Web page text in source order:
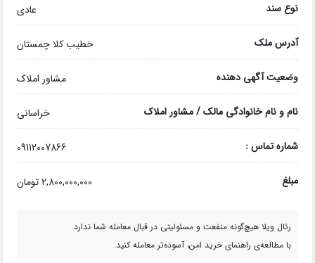
نوع سند عادی
آدرس ملک خطیب کلا چمستان
وضعیت آگهی دهنده مشاور املاک
نام و نام خانوادگی مالک / مشاور املاک خراسانی
شماره تماس : 09112007866
مبلغ 2,800,000,000 تومان
رئال ویلا هیچ‌گونه منفعت و مسئولیتی در قبال معامله شما ندارد.
با مطالعه‌ی راهنمای خرید امن، آسوده‌تر معامله کنید.